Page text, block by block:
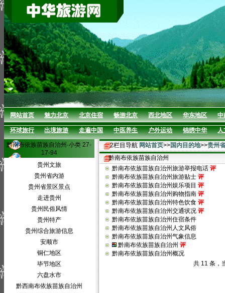
网站首页 魅力北京 北京住宿 畅游北京 西北地区 华东地区 中
环球旅行 出境旅游 走遍中国 中医养生 户外运动 锦绣中华 人
黔南布依族苗族自治州·小类 27-
17-94
贵州文旅
贵州省内游
贵州省景区景点
走进贵州
贵州民俗风情
贵州特产
贵州综合旅游信息
安顺市
铜仁地区
毕节地区
六盘水市
黔西南布依族苗族自治州
2栏目导航 网站首页>>国内目的地>>贵州省
黔南布依族苗族自治州
黔南布依族苗族自治州旅游举报电话 评
黔南布依族苗族自治州旅游贴士 评
黔南布依族苗族自治州娱乐项目 评
黔南布依族苗族自治州购物指南 评
黔南布依族苗族自治州特色饮食 评
黔南布依族苗族自治州交通状况 评
黔南布依族苗族自治州住宿条件
黔南布依族苗族自治州人文风俗
黔南布依族苗族自治州气象信息
黔南布依族苗族自治州 评
黔南布依族苗族自治州概况
共 11 条，